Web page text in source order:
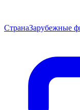
СтранаЗарубежные